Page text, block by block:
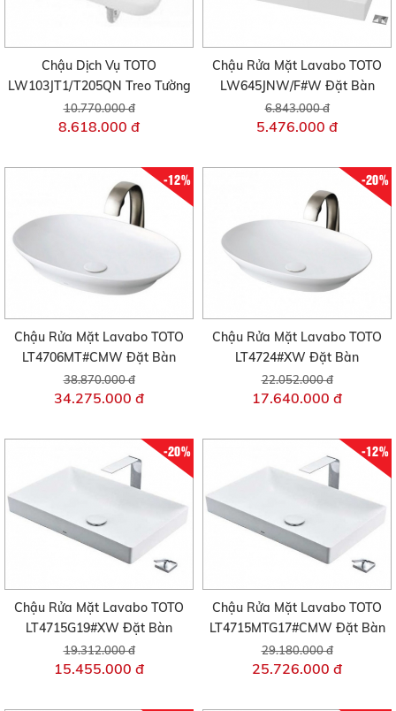
Chậu Dịch Vụ TOTO
LW103JT1/T205QN Treo Tường
10.770.000 đ
8.618.000 đ
Chậu Rửa Mặt Lavabo TOTO
LW645JNW/F#W Đặt Bàn
6.843.000 đ
5.476.000 đ
-12%
Chậu Rửa Mặt Lavabo TOTO
LT4706MT#CMW Đặt Bàn
38.870.000 đ
34.275.000 đ
-20%
Chậu Rửa Mặt Lavabo TOTO
LT4724#XW Đặt Bàn
22.052.000 đ
17.640.000 đ
-20%
Chậu Rửa Mặt Lavabo TOTO
LT4715G19#XW Đặt Bàn
19.312.000 đ
15.455.000 đ
-12%
Chậu Rửa Mặt Lavabo TOTO
LT4715MTG17#CMW Đặt Bàn
29.180.000 đ
25.726.000 đ